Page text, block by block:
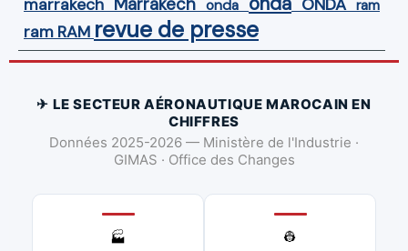
marrakech Marrakech onda ONDA ram
ram RAM revue de presse
✈ LE SECTEUR AÉRONAUTIQUE MAROCAIN EN
CHIFFRES
Données 2025-2026 — Ministère de l'Industrie ·
GIMAS · Office des Changes
🏭
👷